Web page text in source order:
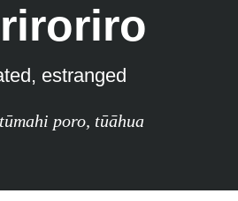
estranged
tūmahi poro, tūāhua